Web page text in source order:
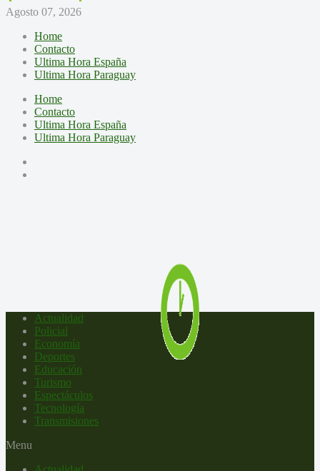
Agosto 07, 2026
Home
Contacto
Ultima Hora España
Ultima Hora Paraguay
Home
Contacto
Ultima Hora España
Ultima Hora Paraguay
Actualidad
Policial
Economía
Deportes
Educación
Turismo
Espectáculos
Tecnología
Transmisiones
Menu